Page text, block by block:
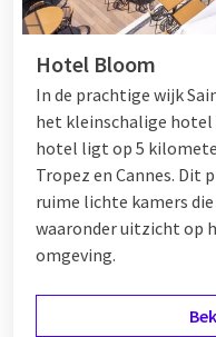
Hotel Bloom
In de prachtige wijk
het kleinschalige hotel
hotel ligt op 5
Tropez en Cannes. Dit
ruime lichte kamers
waaronder uitzicht op
omgeving.